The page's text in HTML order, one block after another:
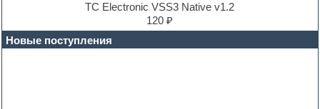
Electric guitar
Electric piano
TC Electronic VSS3 Native v1.2
120 ₽
Новые поступления